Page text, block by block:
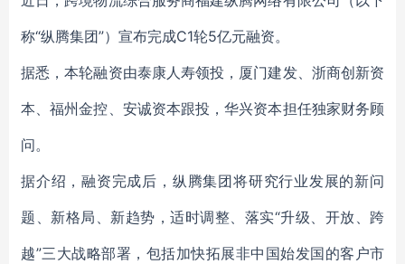
称“纵腾集团”）宣布完成C1轮5亿元融资。
据悉，本轮融资由泰康人寿领投，厦门建发、浙商创新资
本、福州金控、安诚资本跟投，华兴资本担任独家财务顾
问。
据介绍，融资完成后，纵腾集团将研究行业发展的新问
题、新格局、新趋势，适时调整、落实“升级、开放、跨
越”三大战略部署，包括加快拓展非中国始发国的客户市